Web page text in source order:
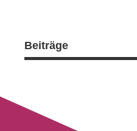
Beiträge